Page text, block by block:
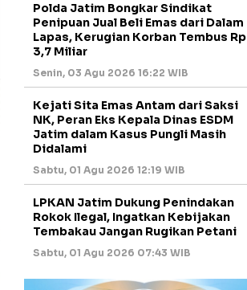
Polda Jatim Bongkar Sindikat
Penipuan Jual Beli Emas dari Dalam
Lapas, Kerugian Korban Tembus Rp
3,7 Miliar
Senin, 03 Agu 2026 16:22 WIB
Kejati Sita Emas Antam dari Saksi
NK, Peran Eks Kepala Dinas ESDM
Jatim dalam Kasus Pungli Masih
Didalami
Sabtu, 01 Agu 2026 12:19 WIB
LPKAN Jatim Dukung Penindakan
Rokok Ilegal, Ingatkan Kebijakan
Tembakau Jangan Rugikan Petani
Sabtu, 01 Agu 2026 07:43 WIB